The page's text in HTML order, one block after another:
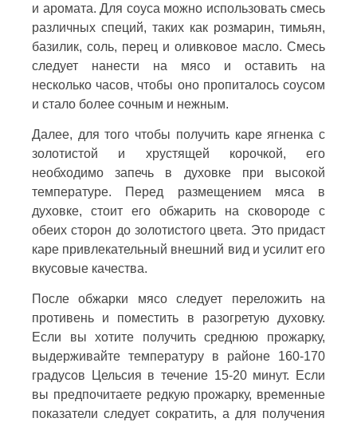
и аромата. Для соуса можно использовать смесь
различных специй, таких как розмарин, тимьян,
базилик, соль, перец и оливковое масло. Смесь
следует нанести на мясо и оставить на
несколько часов, чтобы оно пропиталось соусом
и стало более сочным и нежным.
Далее, для того чтобы получить каре ягненка с
золотистой и хрустящей корочкой, его
необходимо запечь в духовке при высокой
температуре. Перед размещением мяса в
духовке, стоит его обжарить на сковороде с
обеих сторон до золотистого цвета. Это придаст
каре привлекательный внешний вид и усилит его
вкусовые качества.
После обжарки мясо следует переложить на
противень и поместить в разогретую духовку.
Если вы хотите получить среднюю прожарку,
выдерживайте температуру в районе 160-170
градусов Цельсия в течение 15-20 минут. Если
вы предпочитаете редкую прожарку, временные
показатели следует сократить, а для получения